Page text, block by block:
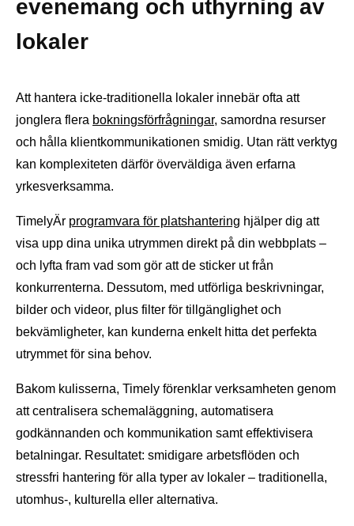
evenemang och uthyrning av
lokaler
Att hantera icke-traditionella lokaler innebär ofta att
jonglera flera bokningsförfrågningar, samordna resurser
och hålla klientkommunikationen smidig. Utan rätt verktyg
kan komplexiteten därför överväldiga även erfarna
yrkesverksamma.
TimelyÄr programvara för platshantering hjälper dig att
visa upp dina unika utrymmen direkt på din webbplats –
och lyfta fram vad som gör att de sticker ut från
konkurrenterna. Dessutom, med utförliga beskrivningar,
bilder och videor, plus filter för tillgänglighet och
bekvämligheter, kan kunderna enkelt hitta det perfekta
utrymmet för sina behov.
Bakom kulisserna, Timely förenklar verksamheten genom
att centralisera schemaläggning, automatisera
godkännanden och kommunikation samt effektivisera
betalningar. Resultatet: smidigare arbetsflöden och
stressfri hantering för alla typer av lokaler – traditionella,
utomhus-, kulturella eller alternativa.